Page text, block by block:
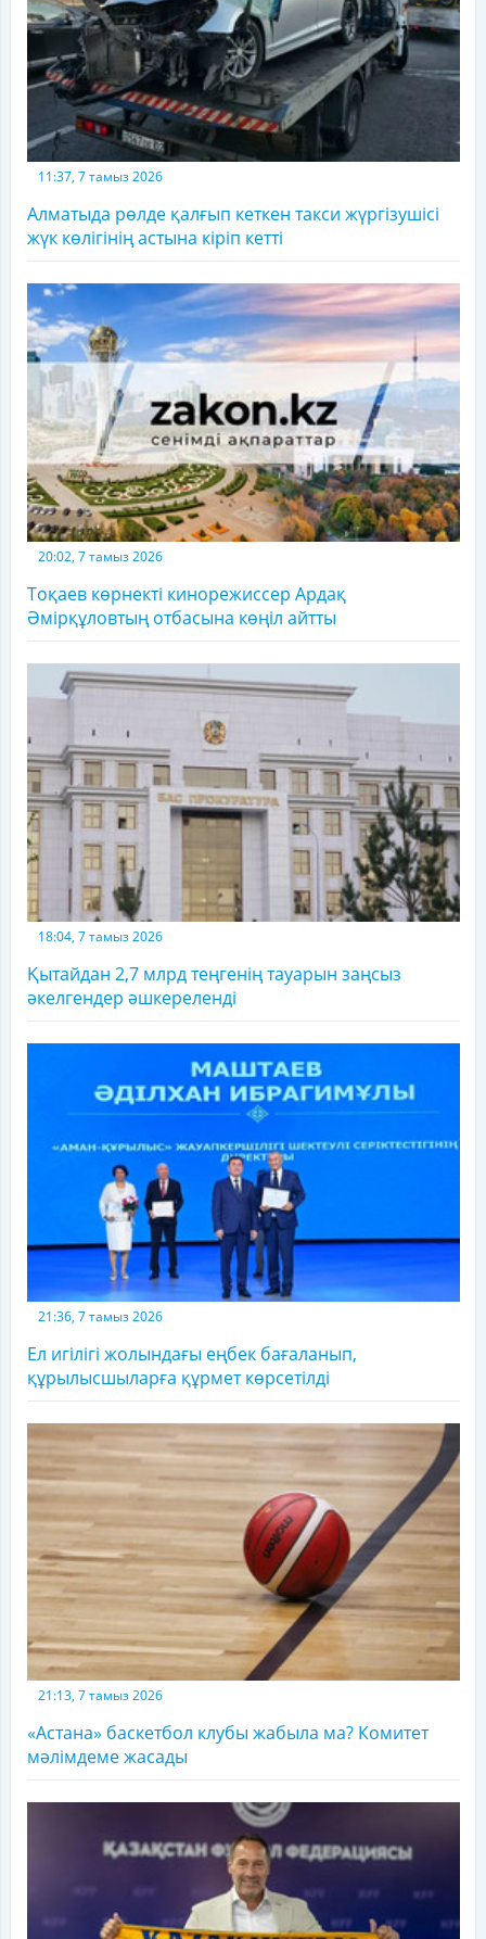
11:37, 7 тамыз 2026
Алматыда рөлде қалғып кеткен такси жүргізушісі
жүк көлігінің астына кіріп кетті
20:02, 7 тамыз 2026
Тоқаев көрнекті кинорежиссер Ардақ
Әмірқұловтың отбасына көңіл айтты
18:04, 7 тамыз 2026
Қытайдан 2,7 млрд теңгенің тауарын заңсыз
әкелгендер әшкереленді
21:36, 7 тамыз 2026
Ел игілігі жолындағы еңбек бағаланып,
құрылысшыларға құрмет көрсетілді
21:13, 7 тамыз 2026
«Астана» баскетбол клубы жабыла ма? Комитет
мәлімдеме жасады